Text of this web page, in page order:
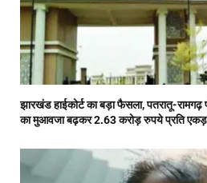
झारखंड हाईकोर्ट का बड़ा फैसला, पतरातू-
का मुआवजा बढ़कर 2.63 करोड़ रुपये प्रति एकड़